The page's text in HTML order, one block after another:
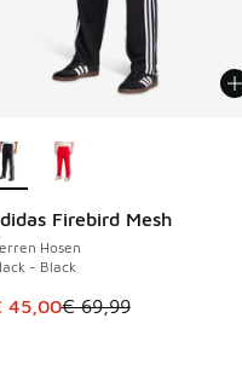
Firebird Mesh
Hosen
- Black
Artikel ist im Sale.
45,00€ 69,99
24 €